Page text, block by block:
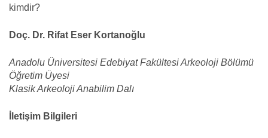
kimdir?
Doç. Dr. Rifat Eser Kortanoğlu
Anadolu Üniversitesi Edebiyat Fakültesi Arkeoloji Bölümü
Öğretim Üyesi
Klasik Arkeoloji Anabilim Dalı
İletişim Bilgileri